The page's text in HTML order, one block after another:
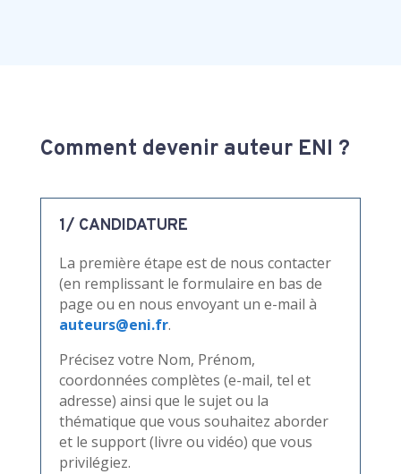
Comment devenir auteur ENI ?
1/ CANDIDATURE
La première étape est de nous contacter
(en remplissant le formulaire en bas de
page ou en nous envoyant un e-mail à
auteurs@eni.fr.
Précisez votre Nom, Prénom,
coordonnées complètes (e-mail, tel et
adresse) ainsi que le sujet ou la
thématique que vous souhaitez aborder
et le support (livre ou vidéo) que vous
privilégiez.